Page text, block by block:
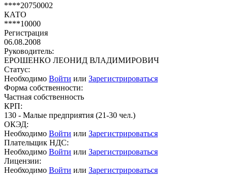
****20750002
КАТО
****10000
Регистрация
06.08.2008
Руководитель:
ЕРОШЕНКО ЛЕОНИД ВЛАДИМИРОВИЧ
Статус:
Необходимо Войти или Зарегистрироваться
Форма собственности:
Частная собственность
КРП:
130 - Малые предприятия (21-30 чел.)
ОКЭД:
Необходимо Войти или Зарегистрироваться
Плательщик НДС:
Необходимо Войти или Зарегистрироваться
Лицензии:
Необходимо Войти или Зарегистрироваться